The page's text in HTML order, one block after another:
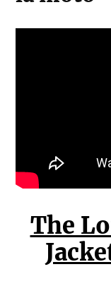
The